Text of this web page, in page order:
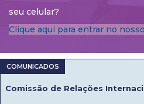
seu celular?
Clique aqui para entrar no
Comissão de Relações